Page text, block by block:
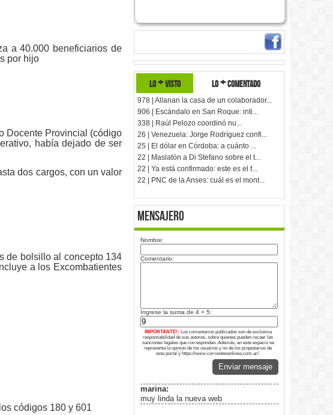
a 40.000 beneficiarios de
por hijo
Docente Provincial (código
había dejado de ser
dos cargos, con un valor
de bolsillo al concepto 134
a los Excombatientes
códigos 180 y 601
lo + visto lo + comentado
978 | Allanan la casa de un colaborador...
906 | Escándalo en San Roque: inti...
338 | Raúl Pelozo coordinó nu...
26 | Venezuela: Jorge Rodríguez confi...
25 | El dólar en Córdoba: a cuánto ...
22 | Maslatón a Di Stefano sobre el t...
22 | Ya está confirmado: este es el f...
22 | PNC de la Anses: cuál es el mont...
Mensajero
Nombre:
Comentario:
Ingrese la suma de 4 + 5:
IMPORTANTE!: Los comentarios publicados son de exclusiva
responsabilidad de sus autores, sobre quienes pueden recaer las
sanciones legales que correspondan. Además, en este espacio se
representa la opinión de los usuarios y no de los propietarios de
este portal y https://www.corrientesenlinea.com.ar/.
Enviar mensaje
marina:
muy linda la nueva web